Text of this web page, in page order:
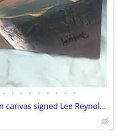
• • • • • • • • •
Vintage Abstract acrylic on canvas signed Lee Reynolds A108